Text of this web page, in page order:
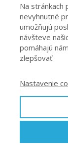
Vaše osobné
dopytu.
Na stránkach
nevyhnutné
umožňujú
návšteve
pomáhajú
zlepšovať.
Nastavenie